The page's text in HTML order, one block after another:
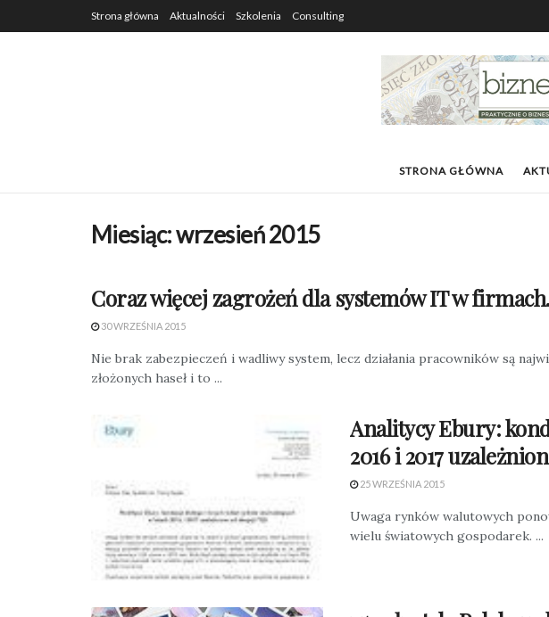
Strona główna Aktualności Szkolenia Consulting
STRONA GŁÓWNA
Miesiąc:wrzesień 2015
Coraz więcej zagrożeń dla systemów IT w
30 WRZEŚNIA 2015
Nie brak zabezpieczeń i wadliwy system, lecz działania pracowników są
złożonych haseł i to ...
Analitycy Ebury:
2016 i 2017
25 WRZEŚNIA 2015
Uwaga rynków walutowych
wielu światowych gospodarek. ...